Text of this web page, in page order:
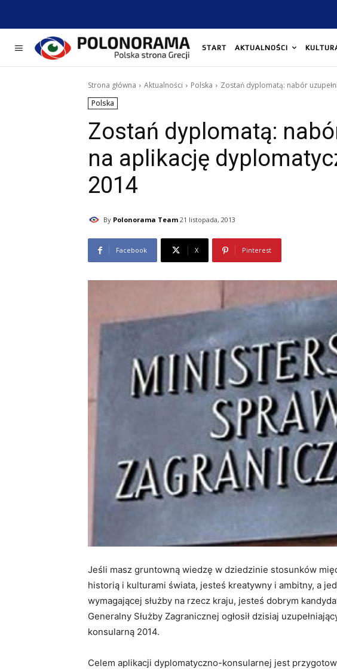
START AKTUALNOŚCI
Strona główna Aktualności Polska
Zostań dyplomatą: nabór
Polska
Zostań dyplomatą:
na aplikację
2014
By Polonorama Team 21 listopada, 2013
Facebook X Pinterest
Jeśli masz gruntowną wiedzę w dziedzinie stosunków
historią i kulturami świata, jesteś kreatywny i ambitny, a
wymagającej służby na rzecz kraju, jesteś dobrym
Generalny Służby Zagranicznej ogłosił dzisiaj
konsularną 2014.
Celem aplikacji dyplomatyczno-konsularnej jest